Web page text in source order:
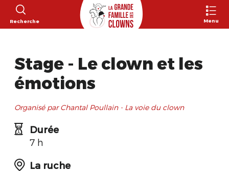
Recherche Menu
Stage - Le clown et les
émotions
Organisé par Chantal Poullain - La voie du clown
Durée
7 h
La ruche